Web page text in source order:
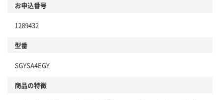
本体
仕組
お申込番号
1289432
型番
SGYSA4EGY
商品の特徴